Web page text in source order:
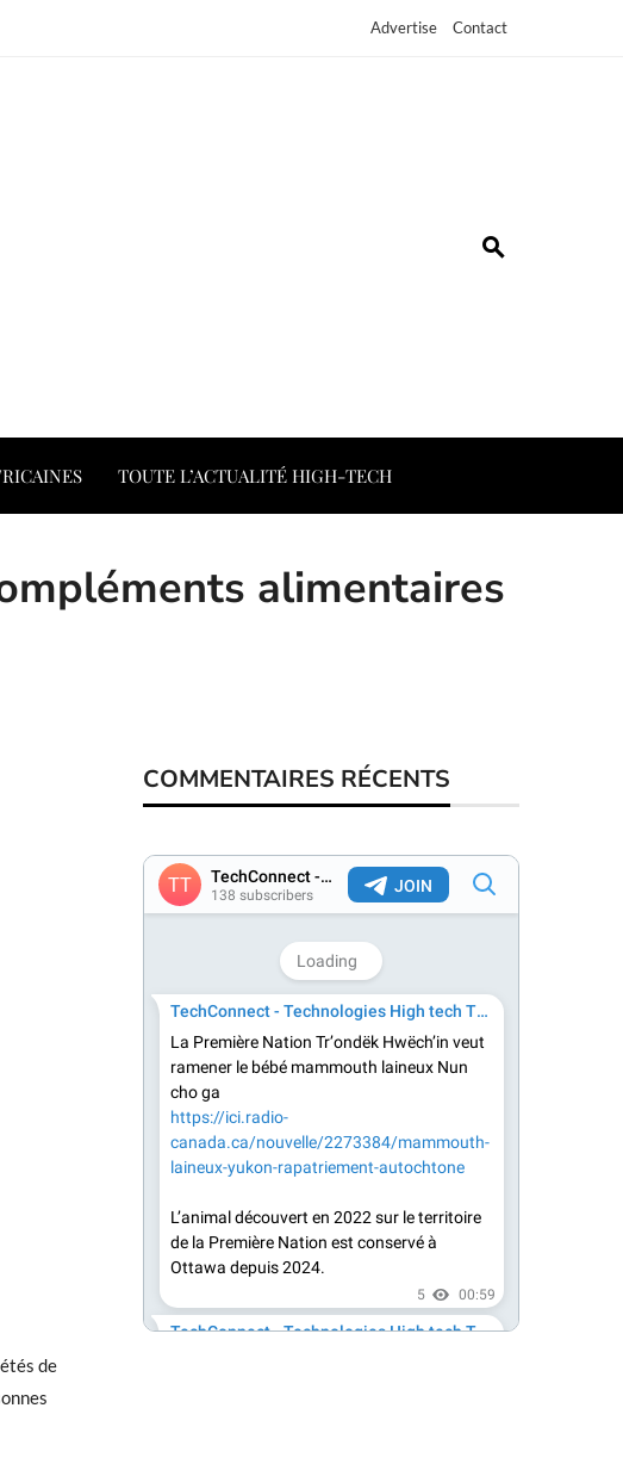
Advertise Contact
TOUTE L’ACTUALITÉ HIGH-TECH
alimentaires
de
COMMENTAIRES RÉCENTS